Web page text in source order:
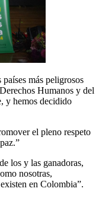
más peligrosos
Humanos y del
y hemos decidido
el pleno respeto
los y las ganadoras,
nosotras,
en Colombia”.